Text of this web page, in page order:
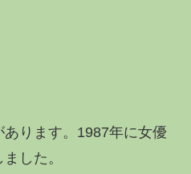
ります。1987年に女優
した。